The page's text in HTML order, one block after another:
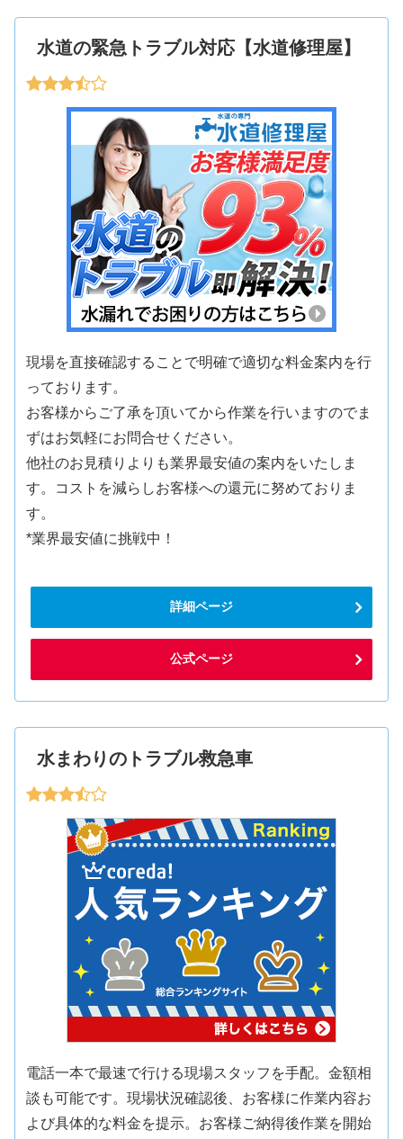
水道の緊急トラブル対応【水道修理屋】
現場を直接確認することで明確で適切な料金案内を行
っております。
お客様からご了承を頂いてから作業を行いますのでま
ずはお気軽にお問合せください。
他社のお見積りよりも業界最安値の案内をいたしま
す。コストを減らしお客様への還元に努めておりま
す。
*業界最安値に挑戦中！
詳細ページ
公式ページ
水まわりのトラブル救急車
電話一本で最速で行ける現場スタッフを手配。金額相
談も可能です。現場状況確認後、お客様に作業内容お
よび具体的な料金を提示。お客様ご納得後作業を開始